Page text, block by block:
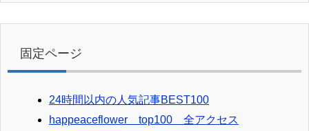
固定ページ
24時間以内の人気記事BEST100
happeaceflower top100 全アクセス